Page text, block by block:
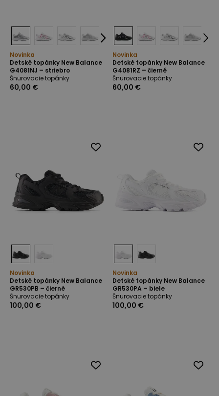
Novinka
Detské topánky New Balance
G4081NJ – striebro
Šnurovacie topánky
60,00 €
Novinka
Detské topánky New Balance
G4081RZ – čierné
Šnurovacie topánky
60,00 €
Novinka
Detské topánky New Balance
GR530PB – čierné
Šnurovacie topánky
100,00 €
Novinka
Detské topánky New Balance
GR530PA – biele
Šnurovacie topánky
100,00 €